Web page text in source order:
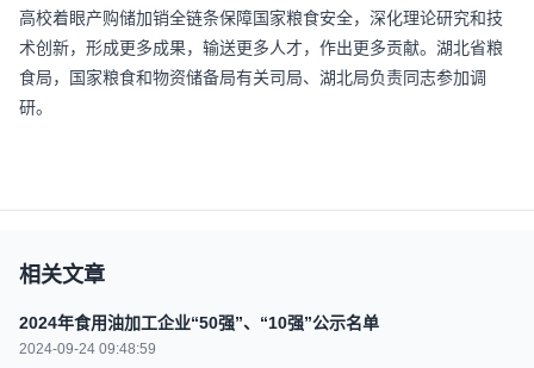
高校着眼产购储加销全链条保障国家粮食安全，深化理论研究和技
术创新，形成更多成果，输送更多人才，作出更多贡献。湖北省粮
食局，国家粮食和物资储备局有关司局、湖北局负责同志参加调
研。
相关文章
2024年食用油加工企业“50强”、“10强”公示名单
2024-09-24 09:48:59